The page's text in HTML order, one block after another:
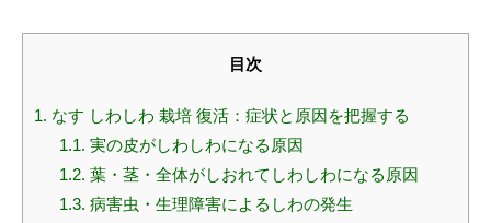
目次
1. なす しわしわ 栽培 復活：症状と原因を把握する
1.1. 実の皮がしわしわになる原因
1.2. 葉・茎・全体がしおれてしわしわになる原因
1.3. 病害虫・生理障害によるしわの発生